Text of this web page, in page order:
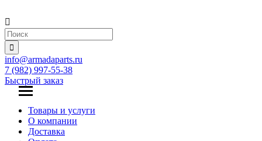
info@armadaparts.ru
7 (982) 997-55-38
Быстрый заказ
Товары и услуги
О компании
Доставка